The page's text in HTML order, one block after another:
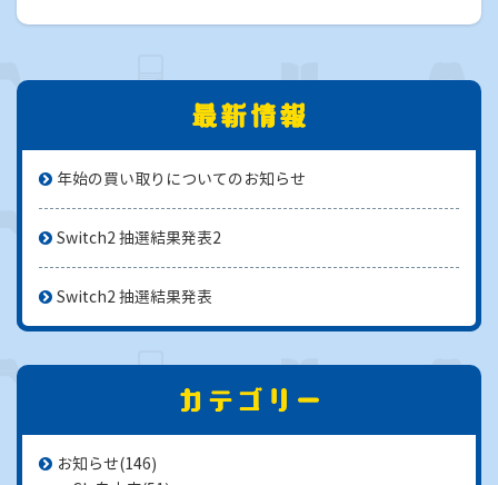
年始の買い取りについてのお知らせ
Switch2 抽選結果発表2
Switch2 抽選結果発表
お知らせ(146)